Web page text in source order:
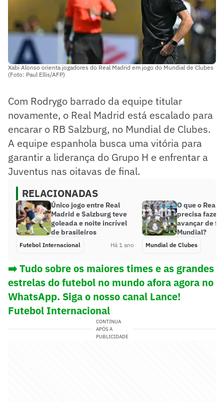
Xabi Alonso orienta jogadores do Real Madrid em jogo do Mundial de Clubes
(Foto: Paul Ellis/AFP)
Com Rodrygo barrado da equipe titular
novamente, o Real Madrid está escalado para
encarar o RB Salzburg, no Mundial de Clubes.
A equipe espanhola busca uma vitória para
garantir a liderança do Grupo H e enfrentar a
Juventus nas oitavas de final.
RELACIONADAS
Único jogo entre Real
Madrid e Salzburg teve
goleada e noite incrível
de brasileiros
Futebol Internacional Há 1 ano
O que o Real
precisa fazer
avançar de
Mundial?
Mundial de Clubes
➡️ Tudo sobre os maiores times e as grandes
estrelas do futebol no mundo afora agora no
WhatsApp. Siga o nosso canal Lance!
Futebol Internacional
CONTINUA
APÓS A
PUBLICIDADE